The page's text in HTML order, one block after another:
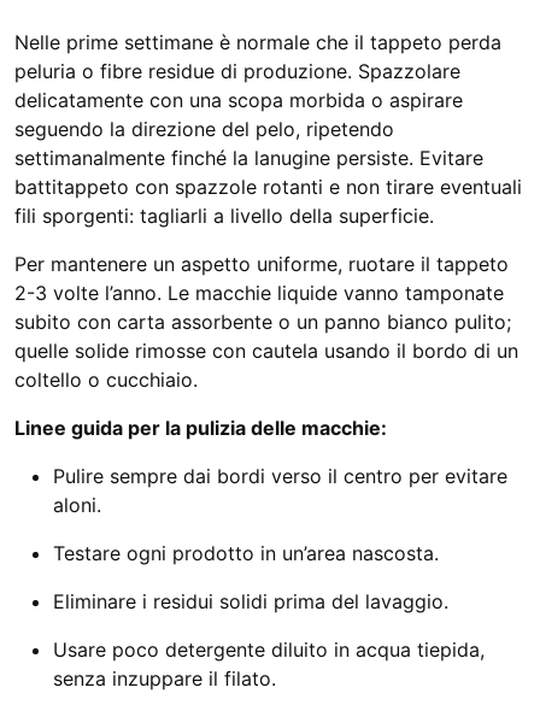
Nelle prime settimane è normale che il tappeto perda
peluria o fibre residue di produzione. Spazzolare
delicatamente con una scopa morbida o aspirare
seguendo la direzione del pelo, ripetendo
settimanalmente finché la lanugine persiste. Evitare
battitappeto con spazzole rotanti e non tirare eventuali
fili sporgenti: tagliarli a livello della superficie.
Per mantenere un aspetto uniforme, ruotare il tappeto
2-3 volte l’anno. Le macchie liquide vanno tamponate
subito con carta assorbente o un panno bianco pulito;
quelle solide rimosse con cautela usando il bordo di un
coltello o cucchiaio.
Linee guida per la pulizia delle macchie:
Pulire sempre dai bordi verso il centro per evitare
aloni.
Testare ogni prodotto in un’area nascosta.
Eliminare i residui solidi prima del lavaggio.
Usare poco detergente diluito in acqua tiepida,
senza inzuppare il filato.